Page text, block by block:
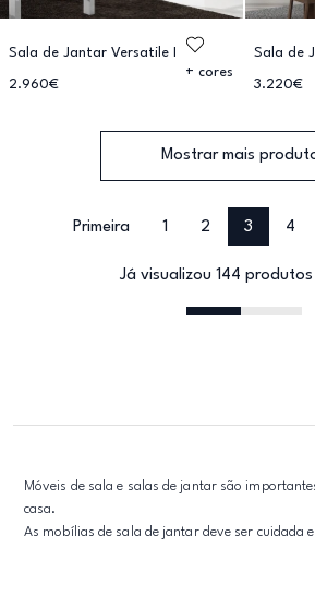
Sala de Jantar Versatile I
2.960€
+ cores
Sala de
3.220€
Mostrar mais
Primeira 1 2 3 4
Já visualizou 144
Móveis de sala e salas de jantar são
casa.
As mobílias de sala de jantar deve ser cuidada